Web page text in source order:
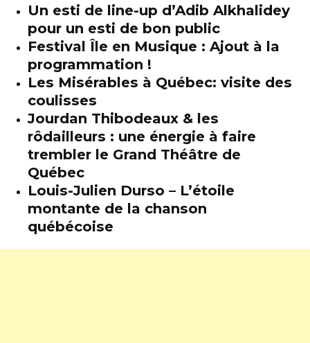
Un esti de line-up d’Adib Alkhalidey
pour un esti de bon public
Festival Île en Musique : Ajout à la
programmation !
Les Misérables à Québec: visite des
coulisses
Jourdan Thibodeaux & les
rôdailleurs : une énergie à faire
trembler le Grand Théâtre de
Québec
Louis-Julien Durso – L’étoile
montante de la chanson
québécoise